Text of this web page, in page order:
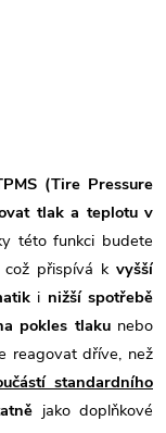
(Tire Pressure
tlak a teplotu v
této funkci budete
což přispívá k vyšší
i nižší spotřebě
pokles tlaku nebo
reagovat dříve, než
standardního
jako doplňkové